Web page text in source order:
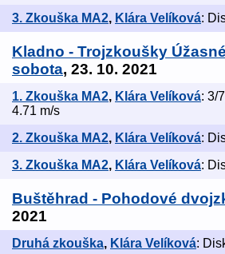
3. Zkouška MA2, Klára Velíková:
Kladno - Trojzkoušky
sobota, 23. 10. 2021
1. Zkouška MA2, Klára Velíková: 3/
4.71 m/s
2. Zkouška MA2, Klára Velíková:
3. Zkouška MA2, Klára Velíková:
Buštěhrad - Pohodové
2021
Druhá zkouška, Klára Velíková: